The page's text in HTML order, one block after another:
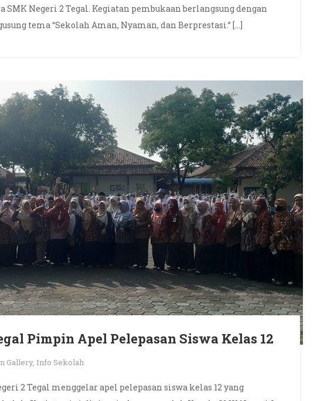
SMK Negeri 2 Tegal. Kegiatan pembukaan berlangsung dengan
tema “Sekolah Aman, Nyaman, dan Berprestasi.” […]
Pimpin Apel Pelepasan Siswa Kelas 12
Gallery, Info Sekolah
2 Tegal menggelar apel pelepasan siswa kelas 12 yang